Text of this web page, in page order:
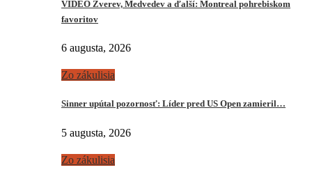
VIDEO Zverev, Medvedev a ďalší: Montreal pohrebiskom
favoritov
6 augusta, 2026
Zo zákulisia
Sinner upútal pozornosť: Líder pred US Open zamieril…
5 augusta, 2026
Zo zákulisia